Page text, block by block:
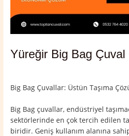
Yüreğir Big Bag
Big Bag Çuvallar: Üstün Taşıma
Big Bag çuvallar, endüstriyel
sektörlerinde en çok tercih edilen
biridir. Geniş kullanım alanına